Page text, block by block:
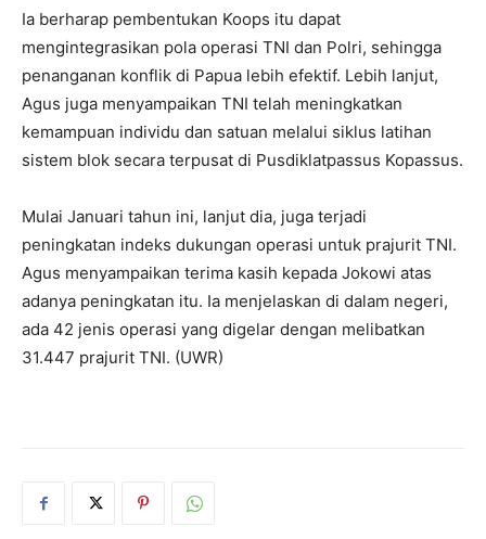
Ia berharap pembentukan Koops itu dapat
mengintegrasikan pola operasi TNI dan Polri, sehingga
penanganan konflik di Papua lebih efektif. Lebih lanjut,
Agus juga menyampaikan TNI telah meningkatkan
kemampuan individu dan satuan melalui siklus latihan
sistem blok secara terpusat di Pusdiklatpassus Kopassus.
Mulai Januari tahun ini, lanjut dia, juga terjadi
peningkatan indeks dukungan operasi untuk prajurit TNI.
Agus menyampaikan terima kasih kepada Jokowi atas
adanya peningkatan itu. Ia menjelaskan di dalam negeri,
ada 42 jenis operasi yang digelar dengan melibatkan
31.447 prajurit TNI. (UWR)